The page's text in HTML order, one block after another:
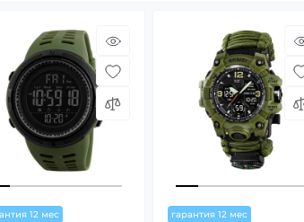
12 мес
гарантия 12 мес